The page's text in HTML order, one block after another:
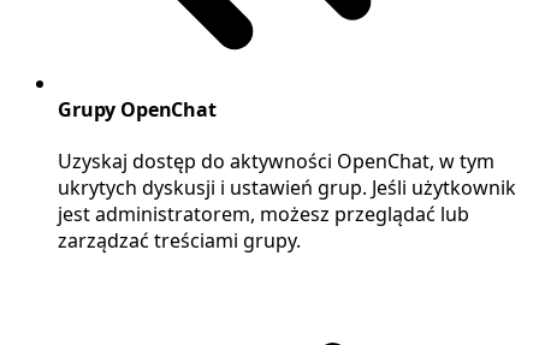
Grupy OpenChat
Uzyskaj dostęp do aktywności OpenChat, w tym
ukrytych dyskusji i ustawień grup. Jeśli użytkownik
jest administratorem, możesz przeglądać lub
zarządzać treściami grupy.